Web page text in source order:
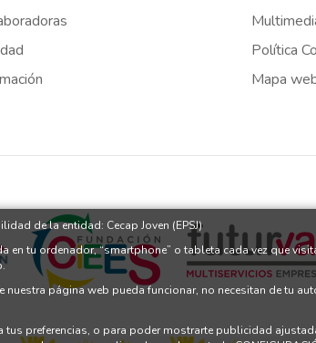
Política
Mapa
de la entidad: Cecap Joven (EPSJ)
tu ordenador, “smartphone” o tableta cada vez que
página web pueda funcionar, no necesitan de tu
preferencias, o para poder mostrarte publicidad